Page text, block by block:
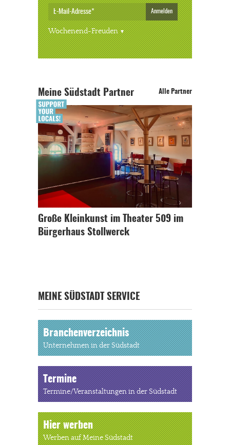
Anmelden
Wochenend-Freuden
Meine Südstadt Partner Alle Partner
Große Kleinkunst im Theater 509 im
Bürgerhaus Stollwerck
MEINE SÜDSTADT SERVICE
Branchenverzeichnis
Unternehmen in der Südstadt
Termine
Termine/Veranstaltungen in der Südstadt
Hier werben
Werben auf Meine Südstadt